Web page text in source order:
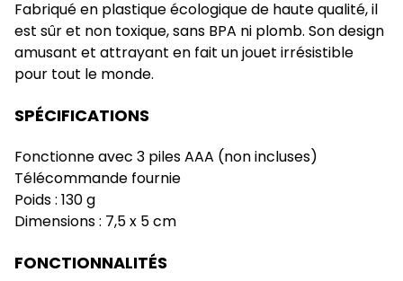
Fabriqué en plastique écologique de haute qualité, il
est sûr et non toxique, sans BPA ni plomb. Son design
amusant et attrayant en fait un jouet irrésistible
pour tout le monde.
SPÉCIFICATIONS
Fonctionne avec 3 piles AAA (non incluses)
Télécommande fournie
Poids : 130 g
Dimensions : 7,5 x 5 cm
FONCTIONNALITÉS